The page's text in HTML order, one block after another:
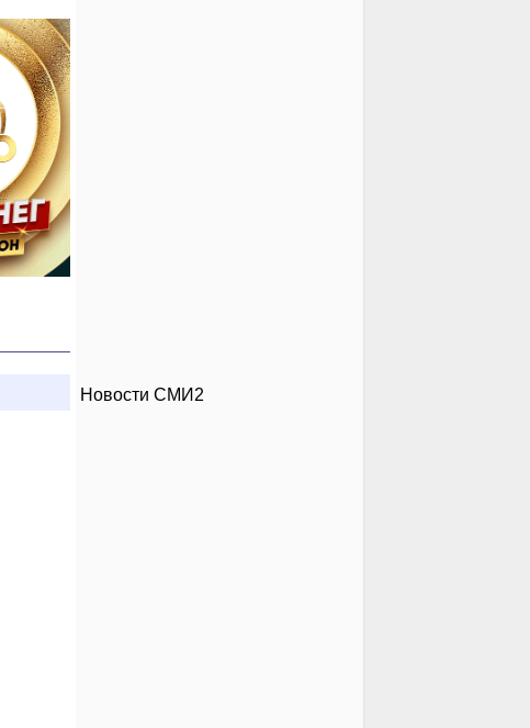
Новости СМИ2